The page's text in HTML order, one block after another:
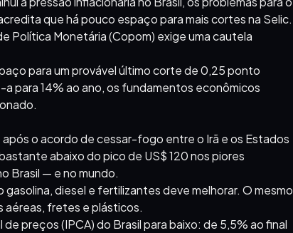
que há pouco espaço para mais cortes na Selic.
Política Monetária (Copom) exige uma cautela
para um provável último corte de 0,25 ponto
para 14% ao ano, os fundamentos econômicos
o acordo de cessar-fogo entre o Irã e os Estados
abaixo do pico de US$ 120 nos piores
Brasil — e no mundo.
diesel e fertilizantes deve melhorar. O mesmo
aéreas, fretes e plásticos.
preços (IPCA) do Brasil para baixo: de 5,5% ao final